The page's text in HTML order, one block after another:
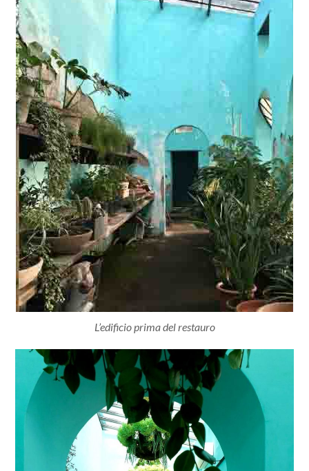
L’edificio prima del restauro